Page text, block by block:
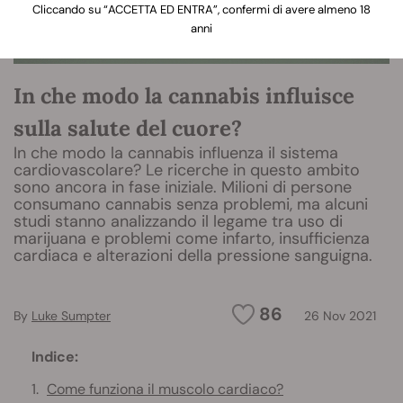
In che modo la cannabis influisce
sulla salute del cuore?
In che modo la cannabis influenza il sistema
cardiovascolare? Le ricerche in questo ambito
sono ancora in fase iniziale. Milioni di persone
consumano cannabis senza problemi, ma alcuni
studi stanno analizzando il legame tra uso di
marijuana e problemi come infarto, insufficienza
cardiaca e alterazioni della pressione sanguigna.
86 26 Nov 2021
By Luke Sumpter
Indice:
Come funziona il muscolo cardiaco?
Cliccando su “ACCETTA ED ENTRA”, confermi di avere almeno 18
anni